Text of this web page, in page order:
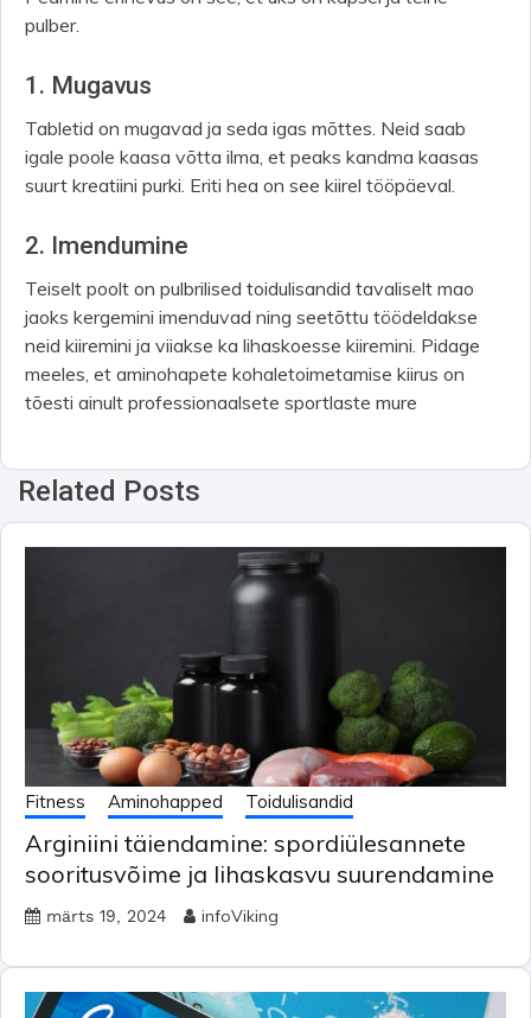
pulber.
1. Mugavus
Tabletid on mugavad ja seda igas mõttes. Neid saab
igale poole kaasa võtta ilma, et peaks kandma kaasas
suurt kreatiini purki. Eriti hea on see kiirel tööpäeval.
2. Imendumine
Teiselt poolt on pulbrilised toidulisandid tavaliselt mao
jaoks kergemini imenduvad ning seetõttu töödeldakse
neid kiiremini ja viiakse ka lihaskoesse kiiremini. Pidage
meeles, et aminohapete kohaletoimetamise kiirus on
tõesti ainult professionaalsete sportlaste mure
Related Posts
Fitness Aminohapped Toidulisandid
Arginiini täiendamine: spordiülesannete
sooritusvõime ja lihaskasvu suurendamine
märts 19, 2024 infoViking